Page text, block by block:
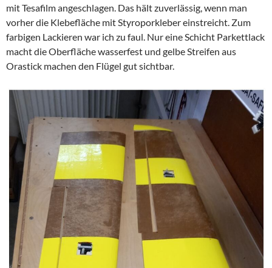
mit Tesafilm angeschlagen. Das hält zuverlässig, wenn man
vorher die Klebefläche mit Styroporkleber einstreicht. Zum
farbigen Lackieren war ich zu faul. Nur eine Schicht Parkettlack
macht die Oberfläche wasserfest und gelbe Streifen aus
Orastick machen den Flügel gut sichtbar.